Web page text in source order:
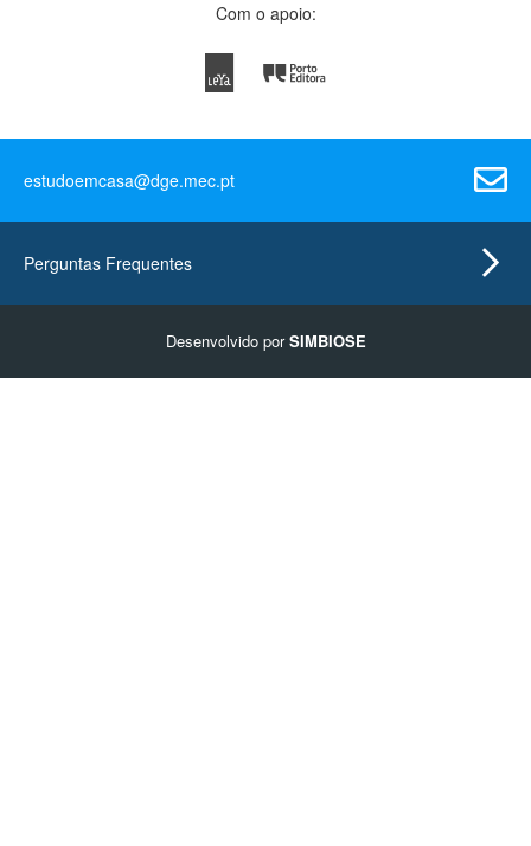
Com o apoio:
estudoemcasa@dge.mec.pt
Perguntas Frequentes
Desenvolvido porSIMBIOSE